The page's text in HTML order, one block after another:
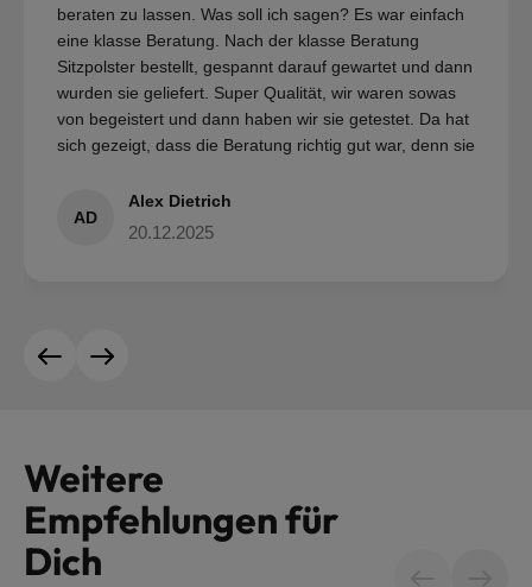
beraten zu lassen. Was soll ich sagen? Es war einfach
eine klasse Beratung. Nach der klasse Beratung
Sitzpolster bestellt, gespannt darauf gewartet und dann
wurden sie geliefert. Super Qualität, wir waren sowas
von begeistert und dann haben wir sie getestet. Da hat
sich gezeigt, dass die Beratung richtig gut war, denn sie
nächsten Urlaub. Ich kann Vanmade nur empfehlen
und wir würden jederzeit da wieder etwas anfertigen
AD
Alex Dietrich
20.12.2025
Weitere
Empfehlungen für
Dich